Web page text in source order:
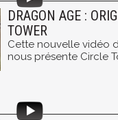
DRAGON AGE :
TOWER
Cette nouvelle vidéo
nous présente Circle